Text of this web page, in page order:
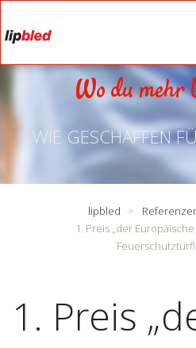
Wo du mehr
WIE GESCHAFFEN
lipbled
1. Preis „der
1. Preis